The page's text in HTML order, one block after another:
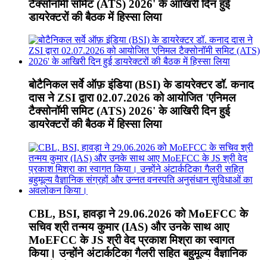
टैक्सोनॉमी समिट (ATS) 2026' के आखिरी दिन हुई
डायरेक्टरों की बैठक में हिस्सा लिया
बोटैनिकल सर्वे ऑफ़ इंडिया (BSI) के डायरेक्टर डॉ. कनाद
दास ने ZSI द्वारा 02.07.2026 को आयोजित 'एनिमल
टैक्सोनॉमी समिट (ATS) 2026' के आखिरी दिन हुई
डायरेक्टरों की बैठक में हिस्सा लिया
CBL, BSI, हावड़ा ने 29.06.2026 को MoEFCC के
सचिव श्री तन्मय कुमार (IAS) और उनके साथ आए
MoEFCC के JS श्री वेद प्रकाश मिश्रा का स्वागत
किया। उन्होंने अंटार्कटिका गैलरी सहित बहुमूल्य वैज्ञानिक